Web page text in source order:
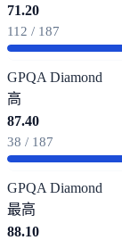
71.20
112 / 187
GPQA Diamond
高
87.40
38 / 187
GPQA Diamond
最高
88.10